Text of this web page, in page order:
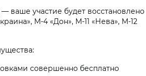
ваше участие будет восстановлено
М-4 «Дон», М-11 «Нева», М-12
совершенно бесплатно